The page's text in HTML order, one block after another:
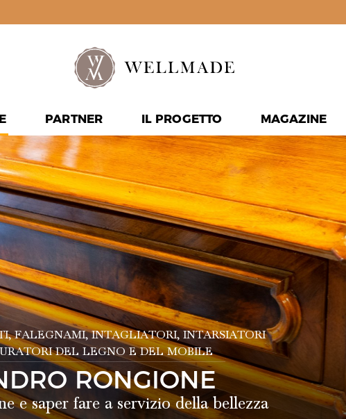
PARTNER IL PROGETTO MAGAZINE
, FALEGNAMI, INTAGLIATORI, INTARSIATORI
DEL LEGNO E DEL MOBILE
RONGIONE
e saper fare a servizio della bellezza